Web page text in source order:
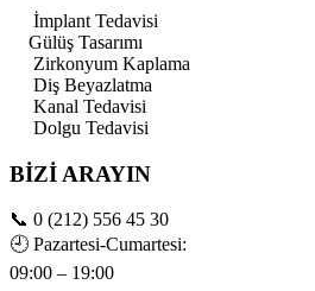
İmplant Tedavisi
Gülüş Tasarımı
Zirkonyum Kaplama
Diş Beyazlatma
Kanal Tedavisi
Dolgu Tedavisi
BİZİ ARAYIN
📞 0 (212) 556 45 30
🕘 Pazartesi-Cumartesi:
09:00 – 19:00